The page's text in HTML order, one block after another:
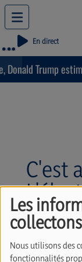
Les
collectons
Nous utilisons des
fonctionnalités
En direct
Trump
C'est
(20/